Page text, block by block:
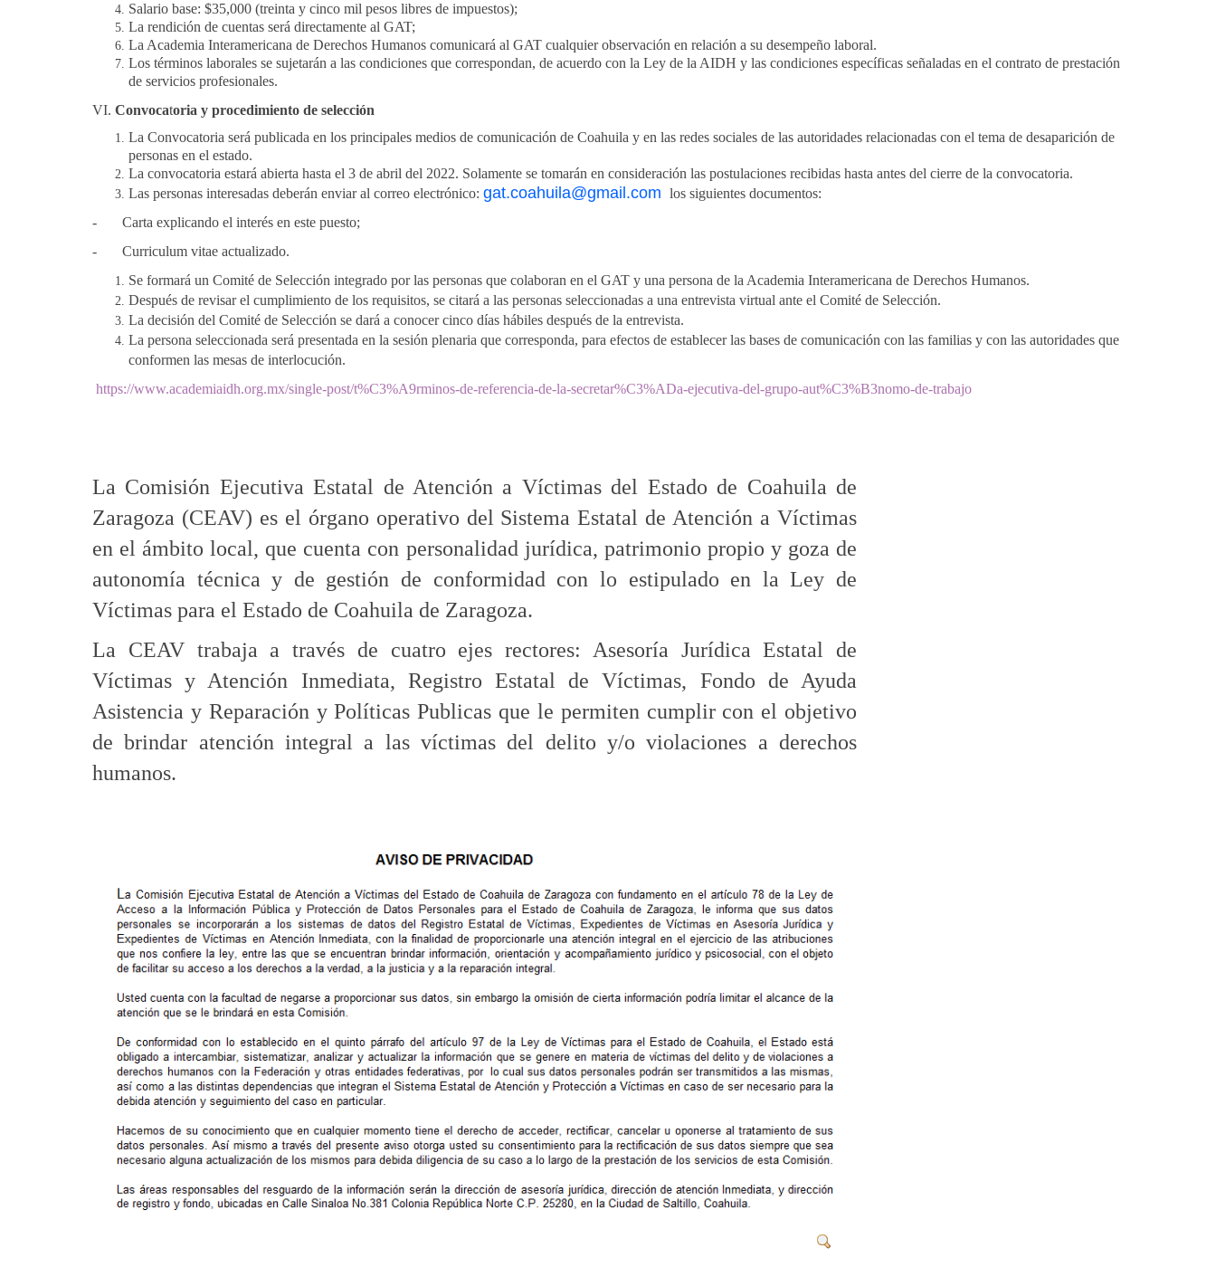
Salario base: $35,000 (treinta y cinco mil pesos libres de impuestos);
La rendición de cuentas será directamente al GAT;
La Academia Interamericana de Derechos Humanos comunicará al GAT cualquier observación en relación a su desempeño laboral.
Los términos laborales se sujetarán a las condiciones que correspondan, de acuerdo con la Ley de la AIDH y las condiciones específicas señaladas en el contrato de prestación
de servicios profesionales.
VI. Convocatoria y procedimiento de selección
La Convocatoria será publicada en los principales medios de comunicación de Coahuila y en las redes sociales de las autoridades relacionadas con el tema de desaparición de
personas en el estado.
La convocatoria estará abierta hasta el 3 de abril del 2022. Solamente se tomarán en consideración las postulaciones recibidas hasta antes del cierre de la convocatoria.
Las personas interesadas deberán enviar al correo electrónico: gat.coahuila@gmail.com los siguientes documentos:
-
Carta explicando el interés en este puesto;
-
Curriculum vitae actualizado.
Se formará un Comité de Selección integrado por las personas que colaboran en el GAT y una persona de la Academia Interamericana de Derechos Humanos.
Después de revisar el cumplimiento de los requisitos, se citará a las personas seleccionadas a una entrevista virtual ante el Comité de Selección.
La decisión del Comité de Selección se dará a conocer cinco días hábiles después de la entrevista.
La persona seleccionada será presentada en la sesión plenaria que corresponda, para efectos de establecer las bases de comunicación con las familias y con las autoridades que
conformen las mesas de interlocución.
https://www.academiaidh.org.mx/single-post/t%C3%A9rminos-de-referencia-de-la-secretar%C3%ADa-ejecutiva-del-grupo-aut%C3%B3nomo-de-trabajo
La Comisión Ejecutiva Estatal de Atención a Víctimas del Estado de Coahuila de
Zaragoza (CEAV) es el órgano operativo del Sistema Estatal de Atención a Víctimas
en el ámbito local, que cuenta con personalidad jurídica, patrimonio propio y goza de
autonomía técnica y de gestión de conformidad con lo estipulado en la Ley de
Víctimas para el Estado de Coahuila de Zaragoza.
La CEAV trabaja a través de cuatro ejes rectores: Asesoría Jurídica Estatal de
Víctimas y Atención Inmediata, Registro Estatal de Víctimas, Fondo de Ayuda
Asistencia y Reparación y Políticas Publicas que le permiten cumplir con el objetivo
de brindar atención integral a las víctimas del delito y/o violaciones a derechos
humanos.